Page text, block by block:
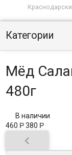
Категории
Мёд
480г
В наличии
460 Р 380 Р
